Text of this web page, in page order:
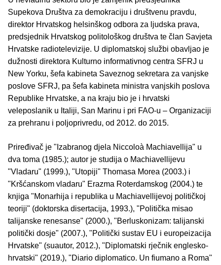
Supekova Društva za demokraciju i društvenu pravdu,
direktor Hrvatskog helsinškog odbora za ljudska prava,
predsjednik Hrvatskog politološkog društva te član Savjeta
Hrvatske radiotelevizije. U diplomatskoj službi obavljao je
dužnosti direktora Kulturno informativnog centra SFRJ u
New Yorku, šefa kabineta Saveznog sekretara za vanjske
poslove SFRJ, pa šefa kabineta ministra vanjskih poslova
Republike Hrvatske, a na kraju bio je i hrvatski
veleposlanik u Italiji, San Marinu i pri FAO-u – Organizaciji
za prehranu i poljoprivredu, od 2012. do 2015.
Priređivač je "Izabranog djela Niccoloà Machiavellija" u
dva toma (1985.); autor je studija o Machiavellijevu
"Vladaru" (1999.), "Utopiji" Thomasa Morea (2003.) i
"Kršćanskom vladaru" Erazma Roterdamskog (2004.) te
knjiga "Monarhija i republika u Machiavellijevoj političkoj
teoriji" (doktorska disertacija, 1993.), "Politička misao
talijanske renesanse" (2000.), "Berluskonizam: talijanski
politički dosje" (2007.), "Politički sustav EU i europeizacija
Hrvatske" (suautor, 2012.), "Diplomatski rječnik englesko-
hrvatski" (2019.), "Diario diplomatico. Un fiumano a Roma"